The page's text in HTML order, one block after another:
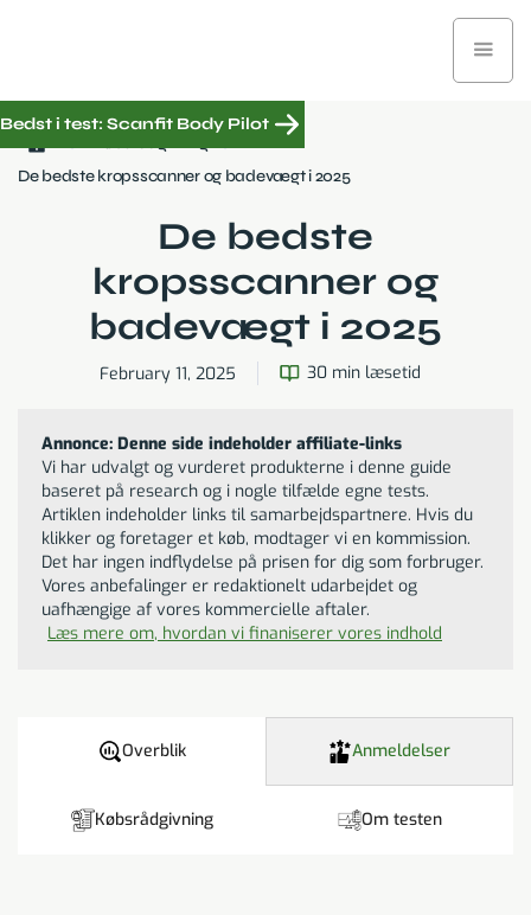
Bedst i test: Scanfit Body Pilot
De bedste kropsscanner og badevægt i 2025
De bedste
kropsscanner og
badevægt i 2025
February 11, 2025 30 min læsetid
Annonce: Denne side indeholder affiliate-links
Vi har udvalgt og vurderet produkterne i denne guide
baseret på research og i nogle tilfælde egne tests.
Artiklen indeholder links til samarbejdspartnere. Hvis du
klikker og foretager et køb, modtager vi en kommission.
Det har ingen indflydelse på prisen for dig som forbruger.
Vores anbefalinger er redaktionelt udarbejdet og
uafhængige af vores kommercielle aftaler.
Læs mere om, hvordan vi finaniserer vores indhold
Overblik Anmeldelser
Købsrådgivning Om testen